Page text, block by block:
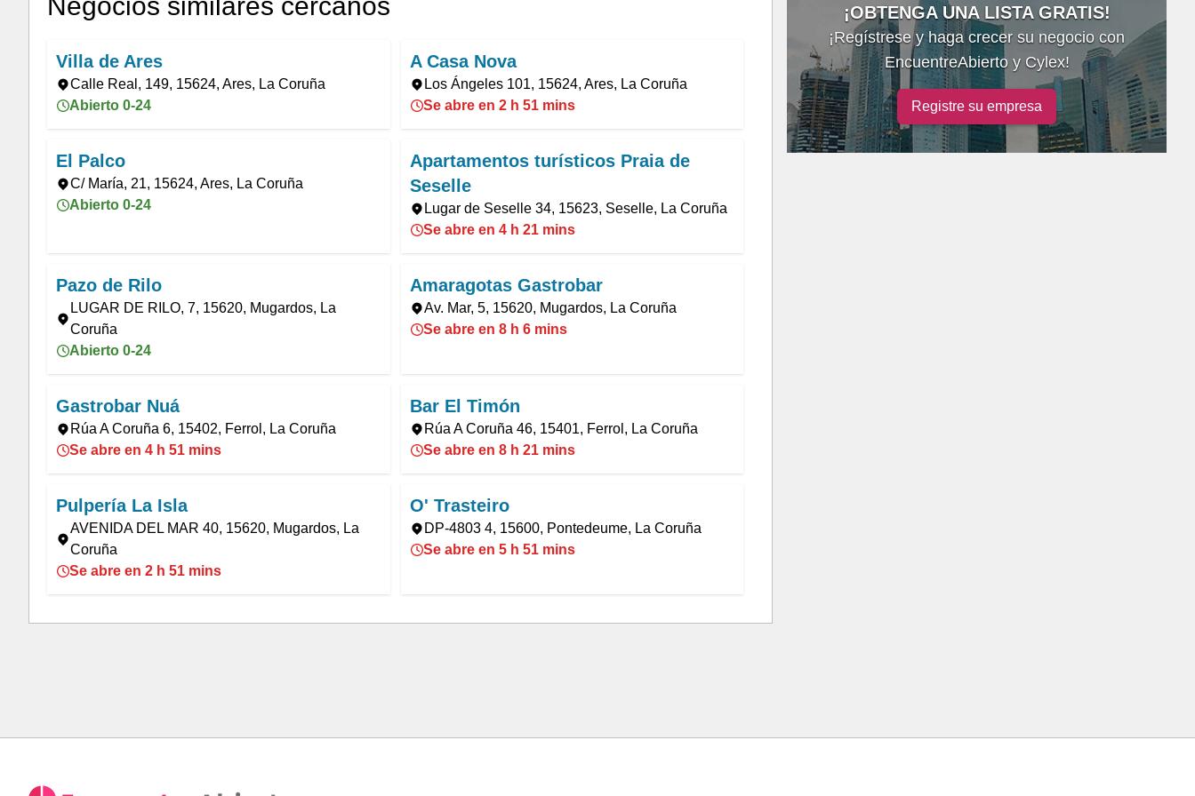
Villa de Ares
Calle Real, 149, 15624, Ares, La Coruña
Abierto 0-24
A Casa Nova
Los Ángeles 101, 15624, Ares, La Coruña
Se abre en 2 h 51 mins
El Palco
C/ María, 21, 15624, Ares, La Coruña
Abierto 0-24
Apartamentos turísticos Praia de
Seselle
Lugar de Seselle 34, 15623, Seselle, La Coruña
Se abre en 4 h 21 mins
Pazo de Rilo
LUGAR DE RILO, 7, 15620, Mugardos, La
Coruña
Abierto 0-24
Amaragotas Gastrobar
Av. Mar, 5, 15620, Mugardos, La Coruña
Se abre en 8 h 6 mins
Gastrobar Nuá
Rúa A Coruña 6, 15402, Ferrol, La Coruña
Se abre en 4 h 51 mins
Bar El Timón
Rúa A Coruña 46, 15401, Ferrol, La Coruña
Se abre en 8 h 21 mins
Pulpería La Isla
AVENIDA DEL MAR 40, 15620, Mugardos, La
Coruña
Se abre en 2 h 51 mins
O' Trasteiro
DP-4803 4, 15600, Pontedeume, La Coruña
Se abre en 5 h 51 mins
¡OBTENGA UNA LISTA GRATIS!
¡Regístrese y haga crecer su negocio con
EncuentreAbierto y Cylex!
Registre su empresa